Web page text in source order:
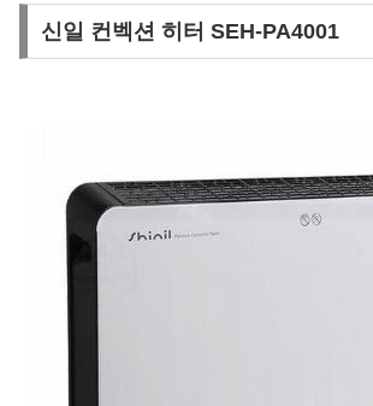
신일 컨벡션 히터 SEH-PA4001